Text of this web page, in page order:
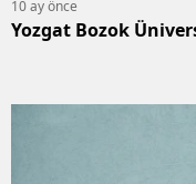
10 ay önce
Yozgat Bozok